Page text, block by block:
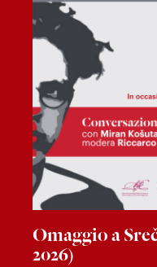
Omaggio a
2026)